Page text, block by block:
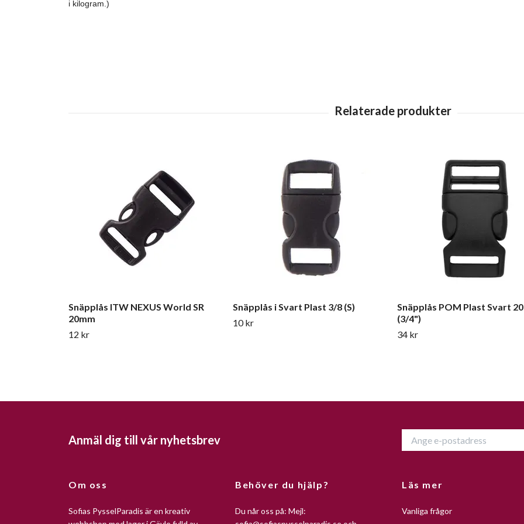
i kilogram.)
Snäpplås ITW NEXUS World SR
20mm
12 kr
Snäpplås i Svart Plast 3/8 (S)
10 kr
Snäpplås POM Plast Svart
(3/4")
34 kr
Anmäl dig till vår nyhetsbrev
Om oss
Sofias PysselParadis är en kreativ
Behöver du hjälp?
Du når oss på: Mejl:
Läs mer
Vanliga frågor